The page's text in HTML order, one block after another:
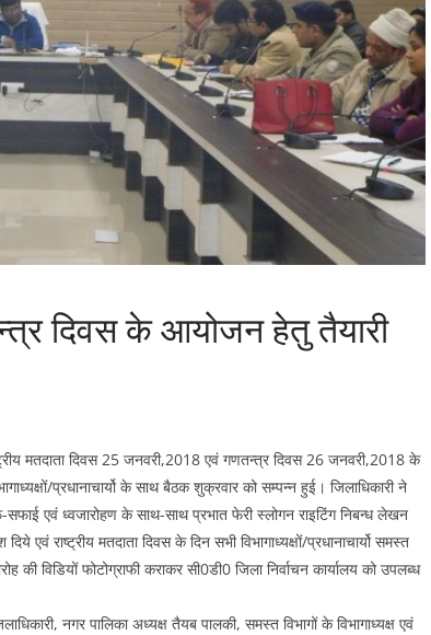
दिवस के आयोजन हेतु तैयारी
मतदाता दिवस 25 जनवरी,2018 एवं गणतन्त्र दिवस 26 जनवरी,2018 के
प्रधानाचार्यो के साथ बैठक शुक्रवार को सम्पन्न हुई। जिलाधिकारी ने
सफाई एवं ध्वजारोहण के साथ-साथ प्रभात फेरी स्लोगन राइटिंग निबन्ध लेखन
एवं राष्ट्रीय मतदाता दिवस के दिन सभी विभागाध्यक्षों/प्रधानाचार्यो समस्त
की विडियों फोटोग्राफी कराकर सी0डी0 जिला निर्वाचन कार्यालय को उपलब्ध
नगर पालिका अध्यक्ष तैयब पालकी, समस्त विभागों के विभागाध्यक्ष एवं